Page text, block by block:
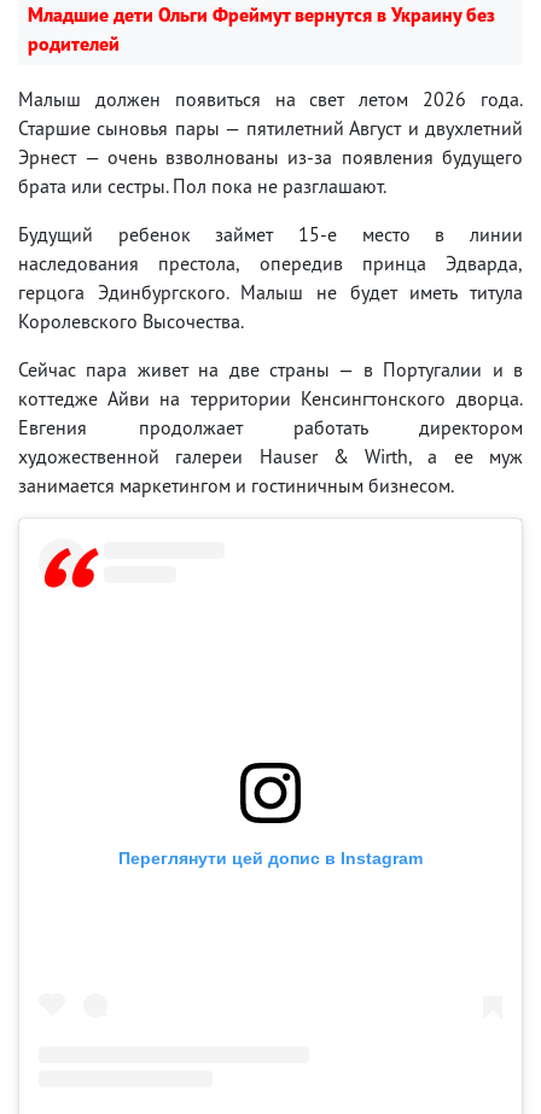
Младшие дети Ольги Фреймут вернутся в Украину без
родителей
Малыш должен появиться на свет летом 2026 года.
Старшие сыновья пары — пятилетний Август и двухлетний
Эрнест — очень взволнованы из-за появления будущего
брата или сестры. Пол пока не разглашают.
Будущий ребенок займет 15-е место в линии
наследования престола, опередив принца Эдварда,
герцога Эдинбургского. Малыш не будет иметь титула
Королевского Высочества.
Сейчас пара живет на две страны — в Португалии и в
коттедже Айви на территории Кенсингтонского дворца.
Евгения продолжает работать директором
художественной галереи Hauser & Wirth, а ее муж
занимается маркетингом и гостиничным бизнесом.
Переглянути цей допис в Instagram